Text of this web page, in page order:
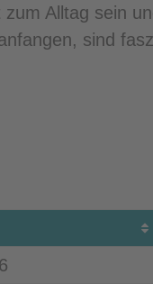
Alltag sein
sind